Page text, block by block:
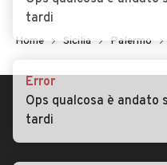
Home Sicilia Palermo
tardi
Error
Ops qualcosa è andato
tardi